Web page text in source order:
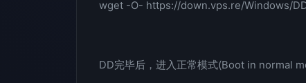
wget -O- https://down.vps.re/Windows/
DD完毕后，进入正常模式(Boot in normal